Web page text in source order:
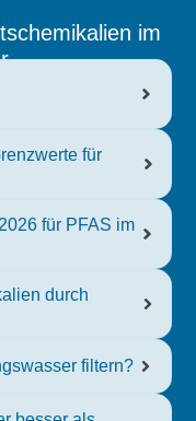
im
für
für PFAS im
durch
filtern?